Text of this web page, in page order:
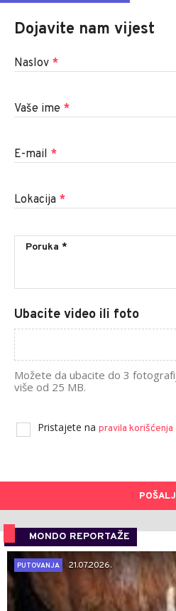
Dojavite nam vijest
Naslov *
Vaše ime *
E-mail *
Lokacija *
Ubacite video ili foto
Možete da ubacite do 3
više od 25 MB.
Pristajete na pravila korišćenja
MONDO REPORTAŽE
PUTOVANJA
21.07.2026.